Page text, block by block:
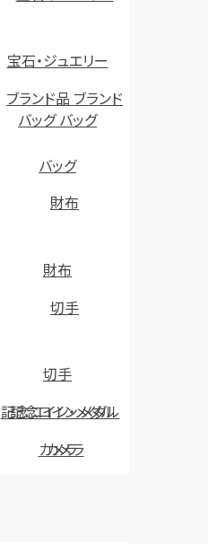
宝石・ジュエリー
バッグ
財布
切手
記念コイン・メダル
カメラ